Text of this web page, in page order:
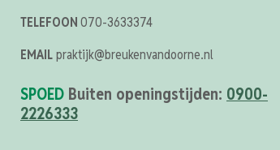
TELEFOON070-3633374
EMAILpraktijk@breukenvandoorne.nl
SPOED Buiten openingstijden: 0900-
2226333